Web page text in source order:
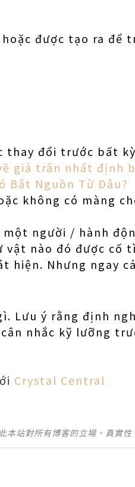
được tạo ra để
thay đổi trước bất
giả trân nhất định
Bắt Nguồn Từ Đâu?
không có màng
một người / hành
vật nào đó được cố
hiện. Nhưng ngay
Lưu ý rằng định
nhắc kỹ lưỡng
Crystal Central
站對所有博客的立場、真實